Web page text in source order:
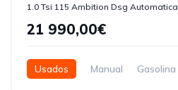
1.0 Tsi 115 Ambition Dsg Automatica
21 990,00€
Usados Manual Gasolina